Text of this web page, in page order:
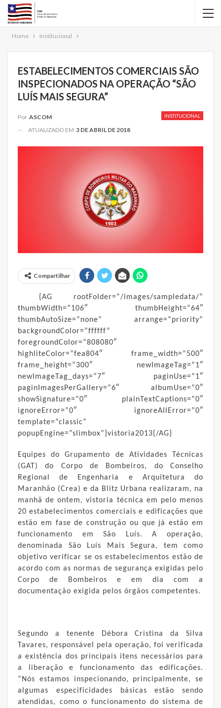
Home Institucional
ESTABELECIMENTOS COMERCIAIS SÃO
INSPECIONADOS NA OPERAÇÃO “SÃO
LUÍS MAIS SEGURA”
INSTITUCIONAL
Por ASCOM
ATUALIZADO EM 3 DE ABRIL DE 2018
Compartilhar
{AG rootFolder=”/images/sampledata/”
thumbWidth=”106″ thumbHeight=”64″
thumbAutoSize=”none” arrange=”priority”
backgroundColor=”ffffff”
foregroundColor=”808080″
highliteColor=”fea804″ frame_width=”500″
frame_height=”300″ newImageTag=”1″
newImageTag_days=”7″ paginUse=”1″
paginImagesPerGallery=”6″ albumUse=”0″
showSignature=”0″ plainTextCaptions=”0″
ignoreError=”0″ ignoreAllError=”0″
template=”classic”
popupEngine=”slimbox”}vistoria2013{/AG}
Equipes do Grupamento de Atividades Técnicas
(GAT) do Corpo de Bombeiros, do Conselho
Regional de Engenharia e Arquitetura do
Maranhão (Crea) e da Blitz Urbana realizaram, na
manhã de ontem, vistoria técnica em pelo menos
20 estabelecimentos comerciais e edificações que
estão em fase de construção ou que já estão em
funcionamento em São Luís. A operação,
denominada São Luís Mais Segura, tem como
objetivo verificar se os estabelecimentos estão de
acordo com as normas de segurança exigidas pelo
Corpo de Bombeiros e em dia com a
documentação exigida pelos órgãos competentes.
Segundo a tenente Débora Cristina da Silva
Tavares, responsável pela operação, foi verificada
a existência dos principais itens necessários para
a liberação e funcionamento das edificações.
“Nós estamos inspecionando, principalmente, se
algumas especificidades básicas estão sendo
atendidas, como o funcionamento do sistema de